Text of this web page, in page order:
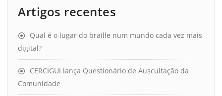
Artigos recentes
Qual é o lugar do braille num mundo cada vez mais
digital?
CERCIGUI lança Questionário de Auscultação da
Comunidade